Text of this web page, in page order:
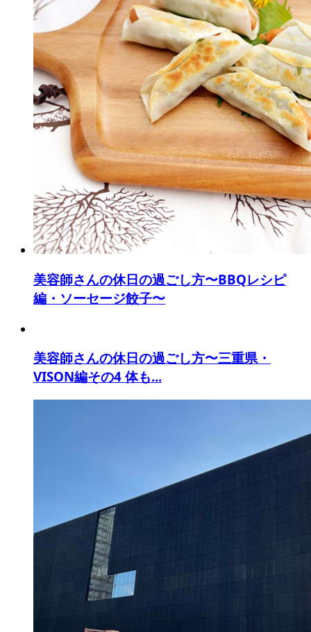
美容師さんの休日の過ごし方〜BBQレシピ
編・ソーセージ餃子〜
美容師さんの休日の過ごし方〜三重県・
VISON編その4 体も...